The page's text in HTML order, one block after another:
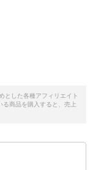
とした各種アフィリエイト
る商品を購入すると、売上